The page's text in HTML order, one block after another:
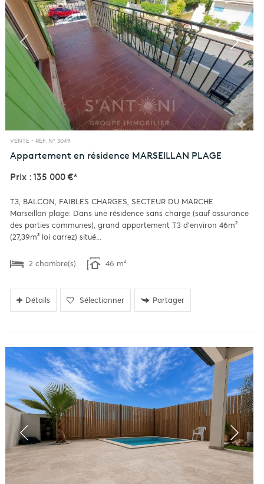
VENTE - REF. N° 3049
Appartement en résidence MARSEILLAN PLAGE
Prix : 135 000 €*
T3, BALCON, FAIBLES CHARGES, SECTEUR DU MARCHE
Marseillan plage: Dans une résidence sans charge (sauf assurance
des parties communes), grand appartement T3 d'environ 46m²
(27,39m² loi carrez) situé...
2 chambre(s) 46 m²
Détails Sélectionner Partager